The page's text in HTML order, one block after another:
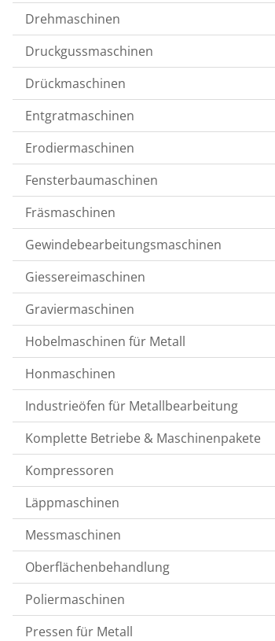
Drehmaschinen
Druckgussmaschinen
Drückmaschinen
Entgratmaschinen
Erodiermaschinen
Fensterbaumaschinen
Fräsmaschinen
Gewindebearbeitungsmaschinen
Giessereimaschinen
Graviermaschinen
Hobelmaschinen für Metall
Honmaschinen
Industrieöfen für Metallbearbeitung
Komplette Betriebe & Maschinenpakete
Kompressoren
Läppmaschinen
Messmaschinen
Oberflächenbehandlung
Poliermaschinen
Pressen für Metall